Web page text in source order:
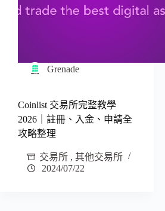
Grenade
Coinlist 交易所完整教學
2026｜註冊、入金、申請全
攻略整理
交易所 , 其他交易所
2024/07/22